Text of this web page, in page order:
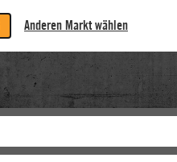
Anderen Markt wählen